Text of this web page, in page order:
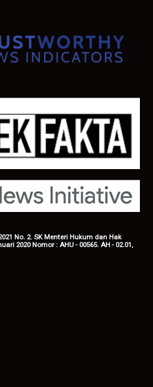
No. 2. SK Menteri Hukum dan Hak
2020 Nomor : AHU - 00565. AH - 02.01,